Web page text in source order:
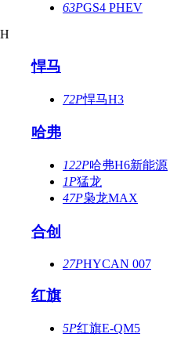
63PGS4 PHEV
H
悍马
72P悍马H3
哈弗
122P哈弗H6新能源
1P猛龙
47P枭龙MAX
合创
27PHYCAN 007
红旗
5P红旗E-QM5